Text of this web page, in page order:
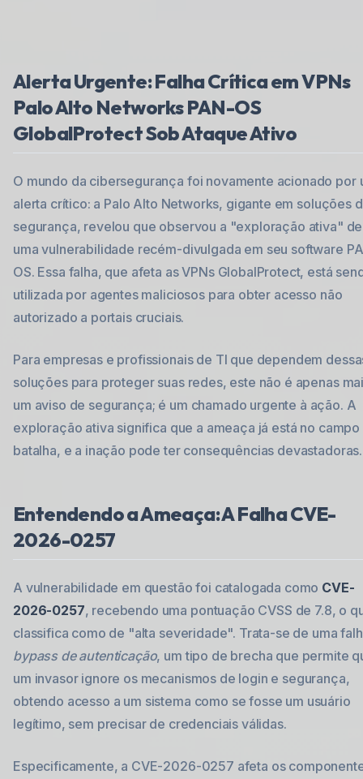
Alerta Urgente: Falha Crítica em VPNs
Palo Alto Networks PAN-OS
GlobalProtect Sob Ataque Ativo
O mundo da cibersegurança foi novamente acionado por
alerta crítico: a Palo Alto Networks, gigante em soluções
segurança, revelou que observou a "exploração ativa" de
uma vulnerabilidade recém-divulgada em seu software
OS. Essa falha, que afeta as VPNs GlobalProtect, está
utilizada por agentes maliciosos para obter acesso não
autorizado a portais cruciais.
Para empresas e profissionais de TI que dependem
soluções para proteger suas redes, este não é apenas
um aviso de segurança; é um chamado urgente à ação. A
exploração ativa significa que a ameaça já está no
batalha, e a inação pode ter consequências devastadoras.
Entendendo a Ameaça: A Falha CVE-
2026-0257
A vulnerabilidade em questão foi catalogada como CVE-
2026-0257, recebendo uma pontuação CVSS de 7.8, o
classifica como de "alta severidade". Trata-se de uma
bypass de autenticação, um tipo de brecha que permite
um invasor ignore os mecanismos de login e segurança,
obtendo acesso a um sistema como se fosse um usuário
legítimo, sem precisar de credenciais válidas.
Especificamente, a CVE-2026-0257 afeta os